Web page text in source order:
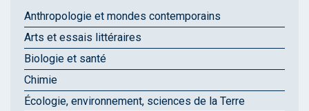
Anthropologie et mondes contemporains
Arts et essais littéraires
Biologie et santé
Chimie
Écologie, environnement, sciences de la Terre